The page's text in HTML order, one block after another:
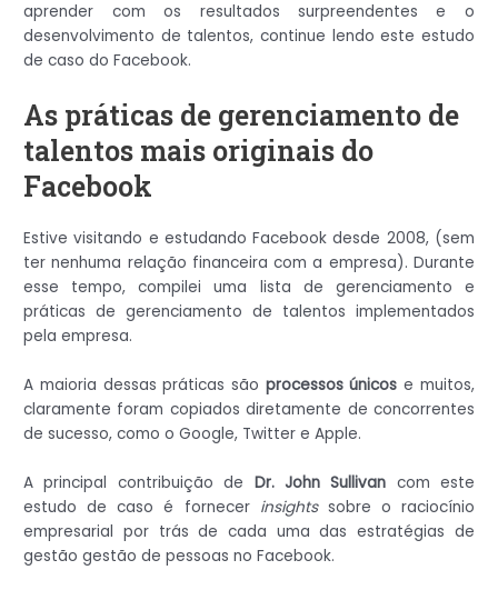
aprender com os resultados surpreendentes e o
desenvolvimento de talentos, continue lendo este estudo
de caso do Facebook.
As práticas de gerenciamento de
talentos mais originais do
Facebook
Estive visitando e estudando Facebook desde 2008, (sem
ter nenhuma relação financeira com a empresa). Durante
esse tempo, compilei uma lista de gerenciamento e
práticas de gerenciamento de talentos implementados
pela empresa.
A maioria dessas práticas são processos únicos e muitos,
claramente foram copiados diretamente de concorrentes
de sucesso, como o Google, Twitter e Apple.
A principal contribuição de Dr. John Sullivan com este
estudo de caso é fornecer insightssobre o raciocínio
empresarial por trás de cada uma das estratégias de
gestão gestão de pessoas no Facebook.